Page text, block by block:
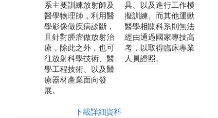
系主要訓練放射師及
醫學物理師，利用醫
學影像做疾病診斷，
且針對腫瘤做放射治
療，除此之外，也可
往放射科學技術、醫
學工程技術、以及醫
療器材產業面向發
展。
下載詳細資料
具、以及進行工作模
擬訓練。而其他運動
醫學相關科系則無法
經由通過國家專技高
考，以取得臨床專業
人員證照。